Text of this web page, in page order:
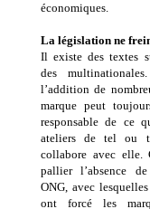
économiques.
La législation ne
Il existe des textes
des
l’addition de
marque peut
responsable de ce
ateliers de tel ou
collabore avec elle.
pallier l’absence
ONG, avec
ont forcé les